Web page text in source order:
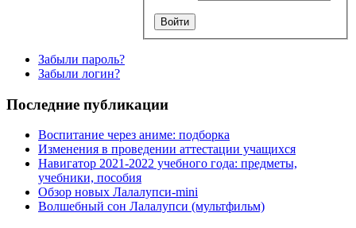
Забыли пароль?
Забыли логин?
Последние публикации
Воспитание через аниме: подборка
Изменения в проведении аттестации учащихся
Навигатор 2021-2022 учебного года: предметы,
учебники, пособия
Обзор новых Лалалупси-mini
Волшебный сон Лалалупси (мультфильм)